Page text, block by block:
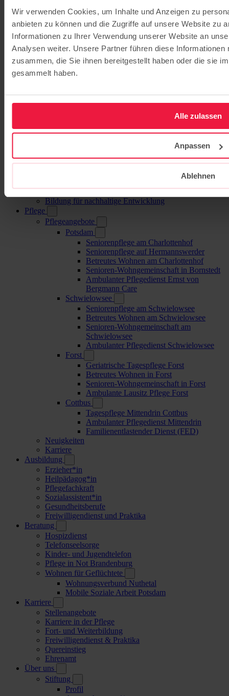
Wir verwenden Cookies, um Inhalte und Anzeigen zu
anbieten zu können und die Zugriffe auf unsere Website zu
Informationen zu Ihrer Verwendung unserer Website an
Analysen weiter. Unsere Partner führen diese
zusammen, die Sie ihnen bereitgestellt haben oder die sie
gesammelt haben.
Alle zulassen
Anpassen
Ablehnen
Evangelische Grundschule Kleinmachnow
Evangelische Grundschule Potsdam
Evangelische Grundschule Mahlow
Evangelische Grundschule Werder
Gymnasien / Gesamtschulen
Evangelisches Gymnasium Hermannswerder
Evangelisches Gymnasium Kleinmachnow
Jugendhilfe
Berufliche Schulen
BSH – Berufliche Schulen Hermannswerder
Elisabeth-Schulen (Berlin)
ibe - Institut für Bildung und Entwicklung
Bildung für nachhaltige Entwicklung
Pflege
Pflegeangebote
Potsdam
Seniorenpflege am Charlottenhof
Seniorenpflege auf Hermannswerder
Betreutes Wohnen am Charlottenhof
Senioren-Wohngemeinschaft in Bornstedt
Ambulanter Pflegedienst Ernst von
Bergmann Care
Schwielowsee
Seniorenpflege am Schwielowsee
Betreutes Wohnen am Schwielowsee
Senioren-Wohngemeinschaft am
Schwielowsee
Ambulanter Pflegedienst Schwielowsee
Forst
Geriatrische Tagespflege Forst
Betreutes Wohnen in Forst
Senioren-Wohngemeinschaft in Forst
Ambulante Lausitz Pflege Forst
Cottbus
Tagespflege Mittendrin Cottbus
Ambulanter Pflegedienst Mittendrin
Familienentlastender Dienst (FED)
Neuigkeiten
Karriere
Ausbildung
Erzieher*in
Heilpädagog*in
Pflegefachkraft
Sozialassistent*in
Gesundheitsberufe
Freiwilligendienst und Praktika
Beratung
Hospizdienst
Telefonseelsorge
Kinder- und Jugendtelefon
Pflege in Not Brandenburg
Wohnen für Geflüchtete
Wohnungsverbund Nuthetal
Mobile Soziale Arbeit Potsdam
Karriere
Stellenangebote
Karriere in der Pflege
Fort- und Weiterbildung
Freiwilligendienst & Praktika
Quereinstieg
Ehrenamt
Über uns
Stiftung
Profil